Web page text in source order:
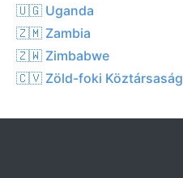
🇺🇬 Uganda
🇿🇲 Zambia
🇿🇼 Zimbabwe
🇨🇻 Zöld-foki Köztársaság